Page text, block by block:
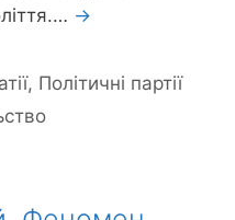
→
, Політичні партії